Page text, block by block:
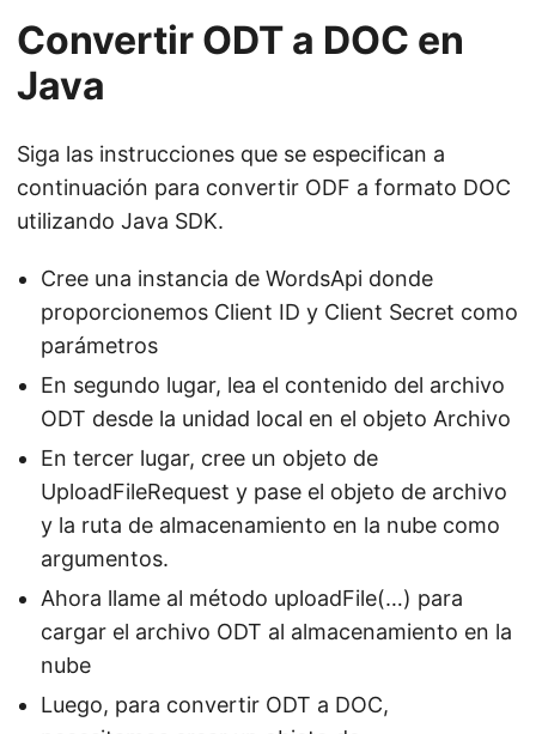
Convertir ODT a DOC en
Java
Siga las instrucciones que se especifican a
continuación para convertir ODF a formato DOC
utilizando Java SDK.
Cree una instancia de WordsApi donde
proporcionemos Client ID y Client Secret como
parámetros
En segundo lugar, lea el contenido del archivo
ODT desde la unidad local en el objeto Archivo
En tercer lugar, cree un objeto de
UploadFileRequest y pase el objeto de archivo
y la ruta de almacenamiento en la nube como
argumentos.
Ahora llame al método uploadFile(…) para
cargar el archivo ODT al almacenamiento en la
nube
Luego, para convertir ODT a DOC,